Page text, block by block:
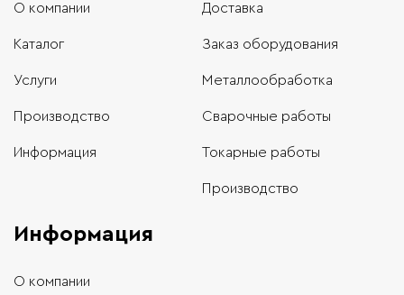
О компании
Каталог
Услуги
Производство
Информация
Доставка
Заказ оборудования
Металлообработка
Сварочные работы
Токарные работы
Производство
Информация
О компании